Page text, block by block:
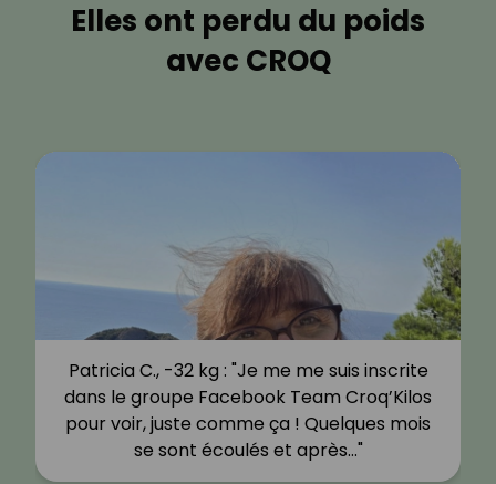
Elles ont perdu du poids
avec CROQ
Patricia C., -32 kg : "Je me me suis inscrite
dans le groupe Facebook Team Croq’Kilos
pour voir, juste comme ça ! Quelques mois
se sont écoulés et après…"